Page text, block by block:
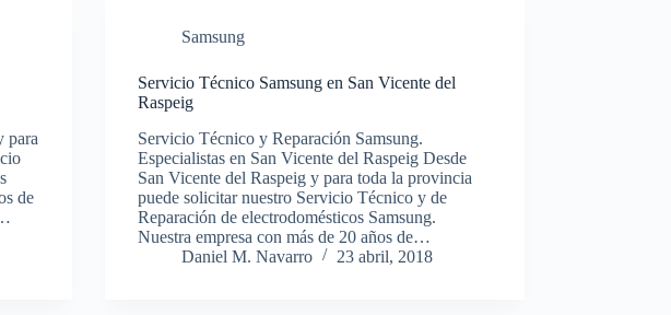
para
de
Samsung
Servicio Técnico Samsung en San Vicente del
Raspeig
Servicio Técnico y Reparación Samsung.
Especialistas en San Vicente del Raspeig Desde
San Vicente del Raspeig y para toda la provincia
puede solicitar nuestro Servicio Técnico y de
Reparación de electrodomésticos Samsung.
Nuestra empresa con más de 20 años de…
Daniel M. Navarro
23 abril, 2018